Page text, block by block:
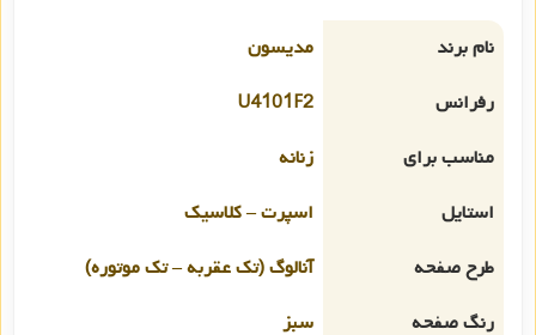
نام برند
مدیسون
رفرانس
U4101F2
مناسب برای
زنانه
استایل
اسپرت – کلاسیک
طرح صفحه
آنالوگ (تک عقربه – تک موتوره)
رنگ صفحه
سبز